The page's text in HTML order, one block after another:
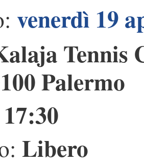
venerdì 19
Tennis
Palermo
17:30
Libero